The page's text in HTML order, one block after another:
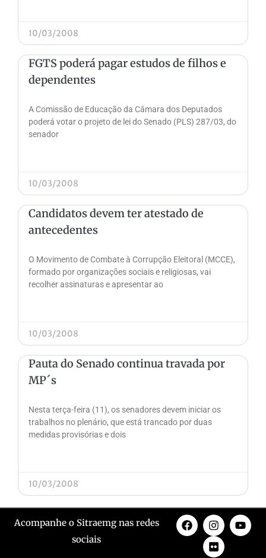
10/03/2008
FGTS poderá pagar estudos de filhos e
dependentes
A Comissão de Educação da Câmara dos Deputados
poderá votar o projeto de lei do Senado (PLS) 287/03, do
senador
10/03/2008
Candidatos devem ter atestado de
antecedentes
O Movimento de Combate à Corrupção Eleitoral (MCCE),
formado por organizações sociais e religiosas, vai
recolher assinaturas e apresentar ao
10/03/2008
Pauta do Senado continua travada por
MP´s
Nesta terça-feira (11), os senadores devem iniciar os
trabalhos no plenário, que está trancado por duas
medidas provisórias e dois
10/03/2008
Acompanhe o Sitraemg nas redes
sociais